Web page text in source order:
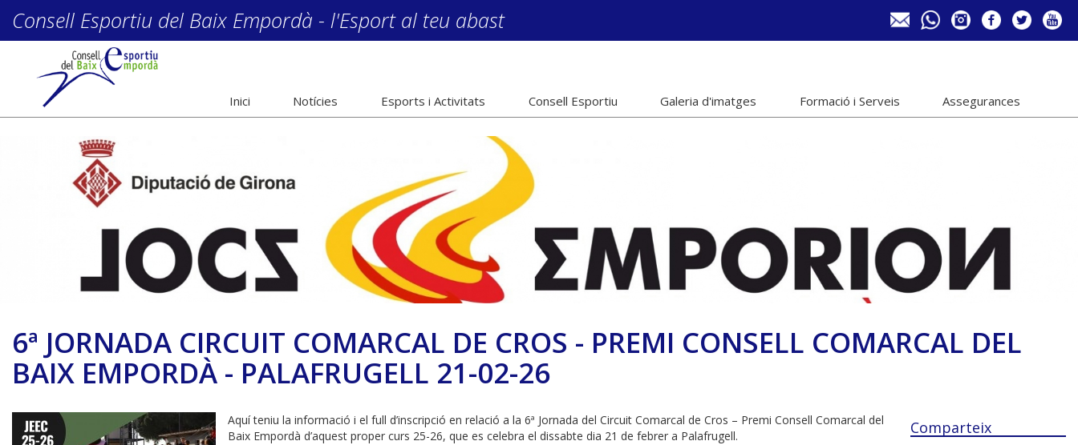
Consell Esportiu del Baix Empordà - l'Esport al teu abast
Inici Notícies Esports i Activitats Consell Esportiu Galeria d'imatges Formació i Serveis Assegurances
6ª JORNADA CIRCUIT COMARCAL DE CROS - PREMI CONSELL COMARCAL DEL
BAIX EMPORDÀ - PALAFRUGELL 21-02-26
Aquí teniu la informació i el full d’inscripció en relació a la 6ª Jornada del Circuit Comarcal de Cros – Premi Consell Comarcal del
Baix Empordà d’aquest proper curs 25-26, que es celebra el dissabte dia 21 de febrer a Palafrugell.
Comparteix